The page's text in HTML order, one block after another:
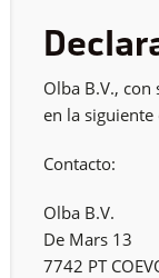
Olba B.V., con
en la
Contacto:
Olba B.V.
De Mars 13
7742 PT